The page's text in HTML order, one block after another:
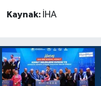
Kaynak: İHA